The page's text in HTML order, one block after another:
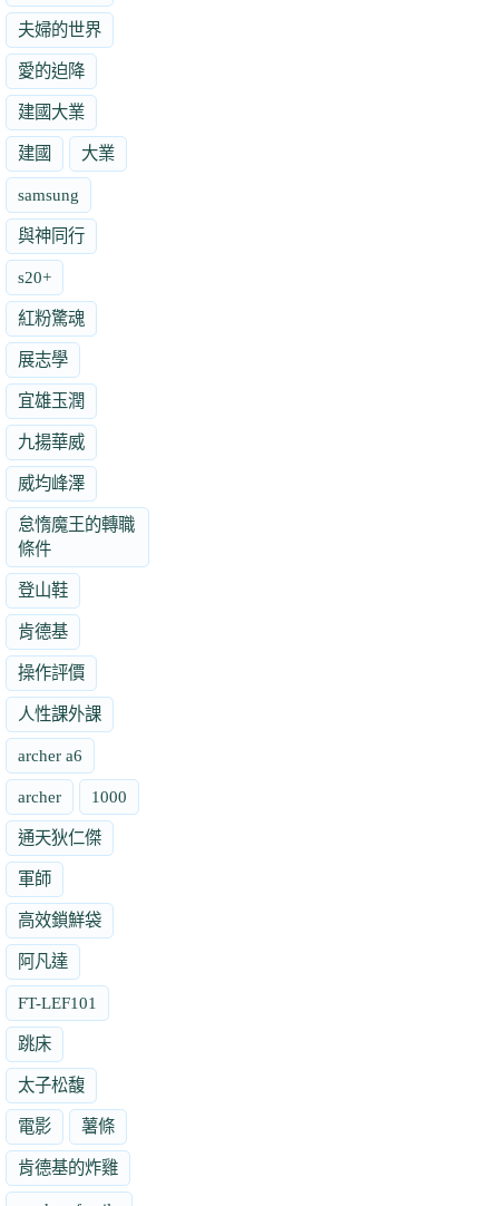
夫婦的世界
愛的迫降
建國大業
建國 大業
samsung
與神同行
s20+
紅粉驚魂
展志學
宜雄玉潤
九揚華威
威均峰澤
怠惰魔王的轉職
條件
登山鞋
肯德基
操作評價
人性課外課
archer a6
archer 1000
通天狄仁傑
軍師
高效鎖鮮袋
阿凡達
FT-LEF101
跳床
太子松馥
電影 薯條
肯德基的炸雞